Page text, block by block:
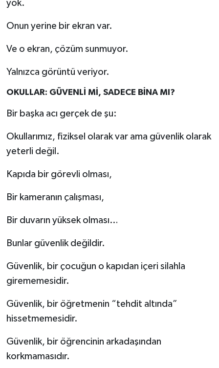
yok.
Onun yerine bir ekran var.
Ve o ekran, çözüm sunmuyor.
Yalnızca görüntü veriyor.
OKULLAR: GÜVENLİ Mİ, SADECE BİNA MI?
Bir başka acı gerçek de şu:
Okullarımız, fiziksel olarak var ama güvenlik olarak
yeterli değil.
Kapıda bir görevli olması,
Bir kameranın çalışması,
Bir duvarın yüksek olması…
Bunlar güvenlik değildir.
Güvenlik, bir çocuğun o kapıdan içeri silahla
girememesidir.
Güvenlik, bir öğretmenin “tehdit altında”
hissetmemesidir.
Güvenlik, bir öğrencinin arkadaşından
korkmamasıdır.